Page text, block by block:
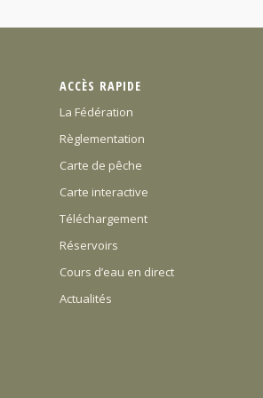
ACCÈS RAPIDE
La Fédération
Règlementation
Carte de pêche
Carte interactive
Téléchargement
Réservoirs
Cours d’eau en direct
Actualités